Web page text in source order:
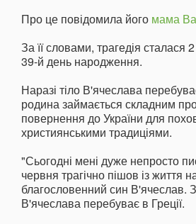
Про це повідомила його мама
За її словами, трагедія
39-й день народження.
Наразі тіло В'ячеслава
родина займається складним
повернення до України для
християнськими традиціями.
"Сьогодні мені дуже непросто
червня трагічно пішов із життя
благословенний син В'ячеслав.
В'ячеслава перебуває в Греції.